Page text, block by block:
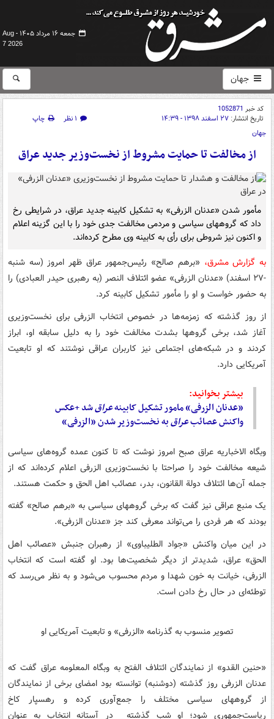
جمعه ۱۶ مرداد ۱۴۰۵ -
Aug
7 2026
جهان
کد خبر 1052871
تاریخ انتشار: ۲۷ اسفند ۱۳۹۸ - ۱۴:۳۹ ۱ نظر
چاپ
جهان
از مخالفت تا حمایت مشروط از نخست‌وزیر جدید عراق
مأمور شدن «عدنان الزرفی» به تشکیل کابینه جدید عراق، در شرایطی رخ
داد که گروههای سیاسی و مردمی مخالفت جدی خود را با این گزینه اعلام
و اکنون نیز شروطی برای رأی به کابینه وی مطرح کرده‌اند.
به گزارش مشرق، «برهم صالح» رئیس‌جمهور عراق ظهر امروز (سه شنبه
-۲۷ اسفند) «عدنان الزرفی» عضو ائتلاف النصر (به رهبری حیدر العبادی) را
به حضور خواست و او را مأمور تشکیل کابینه کرد.
از روز گذشته که زمزمه‌ها در خصوص انتخاب الزرفی برای نخست‌وزیری
آغاز شد، برخی گروهها بشدت مخالفت خود را به دلیل سابقه او، ابراز
کردند و در شبکه‌های اجتماعی نیز کاربران عراقی نوشتند که او تابعیت
آمریکایی دارد.
بیشتر بخوانید:
«عدنان الزرفی» مامور تشکیل کابینهعراقشد +عکس
واکنش عصائبعراقبه نخست‌وزیر شدن «الزرفی»
وبگاه الاخباریه عراق صبح امروز نوشت که تا کنون عمده گروه‌های سیاسی
شیعه مخالفت خود را صراحتا با نخست‌وزیری الزرفی اعلام کرده‌اند که از
جمله آن‌ها ائتلاف دولة القانون، بدر، عصائب اهل الحق و حکمت هستند.
یک منبع عراقی نیز گفت که برخی گروههای سیاسی به «برهم صالح» گفته‌
بودند که هر فردی را می‌تواند معرفی کند جز «عدنان الزرفی».
در این میان واکنش «جواد الطلیباوی» از رهبران جنبش «عصائب اهل
الحق» عراق، شدیدتر از دیگر شخصیت‌ها بود. او گفته است که انتخاب
الزرفی، خیانت به خون شهدا و مردم محسوب می‌شود و به نظر می‌رسد که
توطئه‌ای در حال رخ دادن است.
تصویر منسوب به گذرنامه «الزرفی» و تابعیت آمریکایی او
«حنین القدو» از نمایندگان ائتلاف الفتح به وبگاه المعلومه عراق گفت که
عدنان الزرفی روز گذشته (دوشنبه) توانسته بود امضای برخی از نمایندگان
از گروههای سیاسی مختلف را جمع‌آوری کرده و رهسپار کاخ
ریاست‌جمهوری شود؛ او شب گذشته در آستانه انتخاب به عنوان